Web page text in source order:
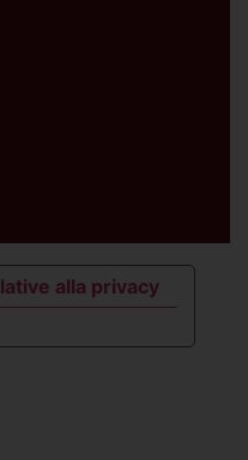
alla privacy